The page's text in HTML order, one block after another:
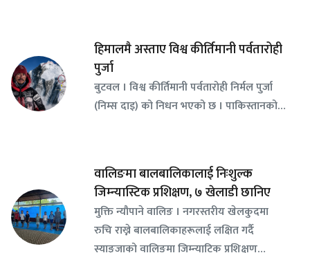
हिमालमै अस्ताए विश्व कीर्तिमानी पर्वतारोही
पुर्जा
बुटवल । विश्व कीर्तिमानी पर्वतारोही निर्मल पुर्जा
(निम्स दाइ) को निधन भएको छ । पाकिस्तानको…
वालिङमा बालबालिकालाई निःशुल्क
जिम्न्यास्टिक प्रशिक्षण, ७ खेलाडी छानिए
​मुक्ति न्यौपाने वालिङ । नगरस्तरीय खेलकुदमा
रुचि राख्ने बालबालिकाहरूलाई लक्षित गर्दै
स्याङ्जाको वालिङमा जिम्न्या्टिक प्रशिक्षण…